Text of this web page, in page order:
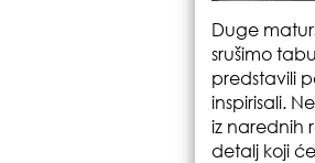
Duge
srušimo
predstavili
inspirisali.
iz narednih
detalj koji